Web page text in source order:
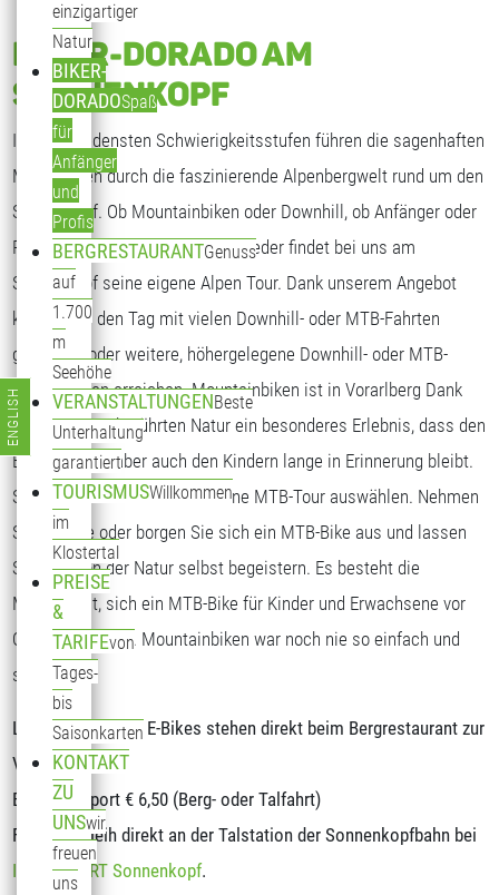
einzigartiger
Natur
BIKER-
DORADOSpaß
für
Anfänger
und
Profis
BERGRESTAURANTGenuss
auf
1.700
m
Seehöhe
VERANSTALTUNGENBeste
Unterhaltung
garantiert
TOURISMUSWillkommen
im
Klostertal
PREISE
&
TARIFEvon
Tages-
bis
Saisonkarten
KONTAKT
ZU
UNSwir
freuen
uns
BIKER-DORADO AM
SONNENKOPF
In verschiedensten Schwierigkeitsstufen führen die sagenhaften
MTB-Routen durch die faszinierende Alpenbergwelt rund um den
Sonnenkopf. Ob Mountainbiken oder Downhill, ob Anfänger oder
Profis, Kinder oder Erwachsene, jeder findet bei uns am
Sonnenkopf seine eigene Alpen Tour. Dank unserem Angebot
können Sie den Tag mit vielen Downhill- oder MTB-Fahrten
genießen, oder weitere, höhergelegene Downhill- oder MTB-
Alpen Routen erreichen. Mountainbiken ist in Vorarlberg Dank
der oft fast unberührten Natur ein besonderes Erlebnis, dass den
Erwachsenen aber auch den Kindern lange in Erinnerung bleibt.
Sie brauchen sich nur mehr eine MTB-Tour auswählen. Nehmen
Sie ihr Bike oder borgen Sie sich ein MTB-Bike aus und lassen
Sie sich von der Natur selbst begeistern. Es besteht die
Möglichkeit, sich ein MTB-Bike für Kinder und Erwachsene vor
Ort auszuborgen. Mountainbiken war noch nie so einfach und
spannend.
Ladestationen für E-Bikes stehen direkt beim Bergrestaurant zur
Verfügung.
Bike-Transport € 6,50 (Berg- oder Talfahrt)
Fahrradverleih direkt an der Talstation der Sonnenkopfbahn bei
INTERSPORT Sonnenkopf.
Sprache auswählen
ENGLISH